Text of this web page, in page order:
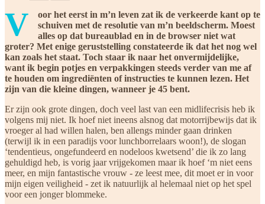
V
oor het eerst in m’n leven zat ik de verkeerde kant op te
schuiven met de resolutie van m’n beeldscherm. Moest
alles op dat bureaublad en in de browser niet wat
groter? Met enige geruststelling constateerde ik dat het nog wel
kan zoals het staat. Toch staar ik naar het onvermijdelijke,
want ik begin potjes en verpakkingen steeds verder van me af
te houden om ingrediënten of instructies te kunnen lezen. Het
zijn van die kleine dingen, wanneer je 45 bent.
Er zijn ook grote dingen, doch veel last van een midlifecrisis heb ik
volgens mij niet. Ik hoef niet ineens alsnog dat motorrijbewijs dat ik
vroeger al had willen halen, ben allengs minder gaan drinken
(terwijl ik in een paradijs voor lunchborrelaars woon!), de slogan
‘tendentieus, ongefundeerd en nodeloos kwetsend’ die ik zo lang
gehuldigd heb, is vorig jaar vrijgekomen maar ik hoef ‘m niet eens
meer, en mijn fantastische vrouw - ze leest mee, dit moet er in voor
mijn eigen veiligheid - zet ik natuurlijk al helemaal niet op het spel
voor een jonger blommeke.